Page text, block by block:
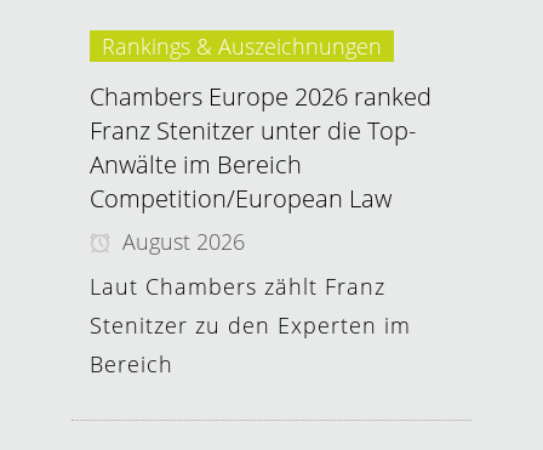
Rankings & Auszeichnungen
Chambers Europe 2026 ranked
Franz Stenitzer unter die Top-
Anwälte im Bereich
Competition/European Law
August 2026
Laut Chambers zählt Franz
Stenitzer zu den Experten im
Bereich